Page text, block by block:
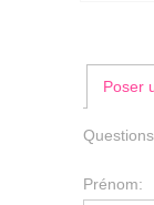
Poser
Prénom: